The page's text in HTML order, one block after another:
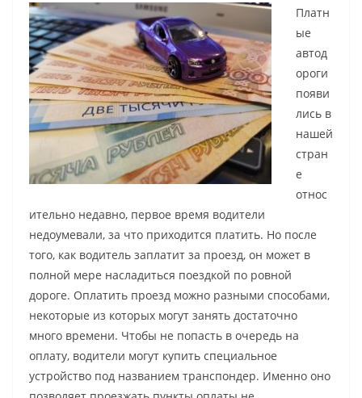
Платн
ые
автод
ороги
появи
лись в
нашей
стран
е
относ
ительно недавно, первое время водители
недоумевали, за что приходится платить. Но после
того, как водитель заплатит за проезд, он может в
полной мере насладиться поездкой по ровной
дороге. Оплатить проезд можно разными способами,
некоторые из которых могут занять достаточно
много времени. Чтобы не попасть в очередь на
оплату, водители могут купить специальное
устройство под названием транспондер. Именно оно